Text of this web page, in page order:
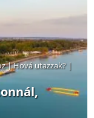
|Hová utazzak? |